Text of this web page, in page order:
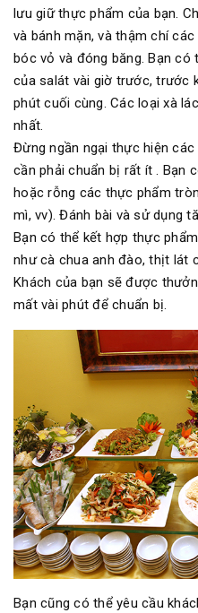
lưu giữ thực phẩm của bạn.
và bánh mặn, và thậm chí
bóc vỏ và đóng băng. Bạn có
của salát vài giờ trước, trước
phút cuối cùng. Các loại xà
nhất.
Đừng ngần ngại thực hiện
cần phải chuẩn bị rất ít . Bạn
hoặc rỗng các thực phẩm
mì, vv). Đánh bài và sử dụng
Bạn có thể kết hợp thực
như cà chua anh đào, thịt lát
Khách của bạn sẽ được
mất vài phút để chuẩn bị.
Bạn cũng có thể yêu cầu